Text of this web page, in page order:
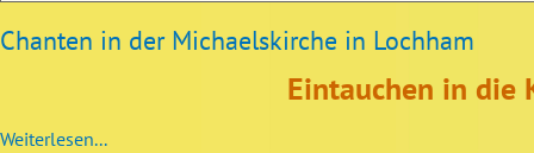
Chanten in der Michaelskirche in Lochham
Eintauchen in die
Weiterlesen...